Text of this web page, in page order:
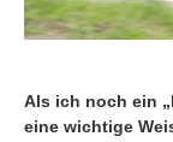
Als ich noch ein
eine wichtige